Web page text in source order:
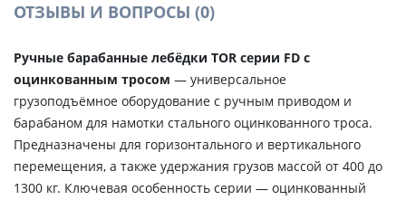
ОТЗЫВЫ И ВОПРОСЫ (0)
Ручные барабанные лебёдки TOR серии FD с
оцинкованным тросом — универсальное
грузоподъёмное оборудование с ручным приводом и
барабаном для намотки стального оцинкованного троса.
Предназначены для горизонтального и вертикального
перемещения, а также удержания грузов массой от 400 до
1300 кг. Ключевая особенность серии — оцинкованный